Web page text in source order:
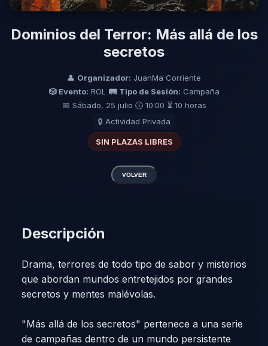
Dominios del Terror: Más allá de los
secretos
👤 Organizador: JuanMa Corriente
🎲 Evento: ROL 🛤️ Tipo de Sesión: Campaña
📅 Sábado, 25 julio 🕔 10:00 ⏳ 10 horas
🔒 Actividad Privada
SIN PLAZAS LIBRES
VOLVER
Descripción
Drama, terrores de todo tipo de sabor y misterios
que abordan mundos entretejidos por grandes
secretos y mentes malévolas.
"Más allá de los secretos" pertenece a una serie
de campañas dentro de un mundo persistente